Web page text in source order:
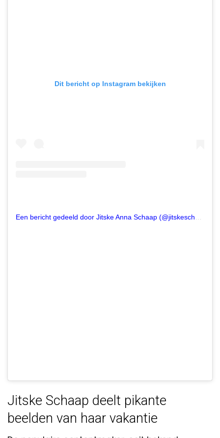
Dit bericht op Instagram bekijken
Jitske Schaap deelt pikante
beelden van haar vakantie